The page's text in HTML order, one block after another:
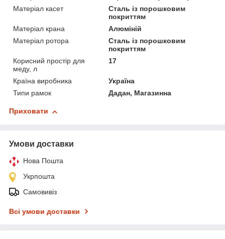
Матеріал касет
Сталь із порошковим
покриттям
Матеріал крана
Алюміній
Матеріал ротора
Сталь із порошковим
покриттям
Корисний простір для
меду, л
17
Країна виробника
Україна
Типи рамок
Дадан, Магазинна
Приховати
Умови доставки
Нова Пошта
Укрпошта
Самовивіз
Всі умови доставки